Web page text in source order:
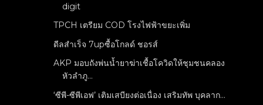
digit
TPCH เตรียม COD โรงไฟฟ้าขยะเพิ่ม
ดีลสำเร็จ 7upซื้อโกลด์ ชอรส์
AKP มอบถังพ่นน้ำยาฆ่าเชื้อโควิดให้ชุมชนคลอง
หัวลำภู...
‘ซีพี-ซีพีเอฟ’ เติมเสบียงต่อเนื่อง เสริมทัพ บุคลาก...